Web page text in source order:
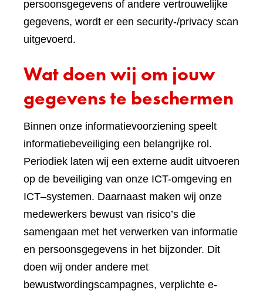
persoonsgegevens of andere vertrouwelijke
gegevens, wordt er een security-/privacy scan
uitgevoerd.
Wat doen wij om jouw
gegevens te beschermen
Binnen onze informatievoorziening speelt
informatiebeveiliging een belangrijke rol.
Periodiek laten wij een externe audit uitvoeren
op de beveiliging van onze ICT-omgeving en
ICT–systemen. Daarnaast maken wij onze
medewerkers bewust van risico’s die
samengaan met het verwerken van informatie
en persoonsgegevens in het bijzonder. Dit
doen wij onder andere met
bewustwordingscampagnes, verplichte e-